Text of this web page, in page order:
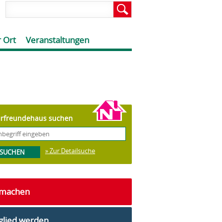
Ort Veranstaltungen
suchen
» Zur Detailsuche